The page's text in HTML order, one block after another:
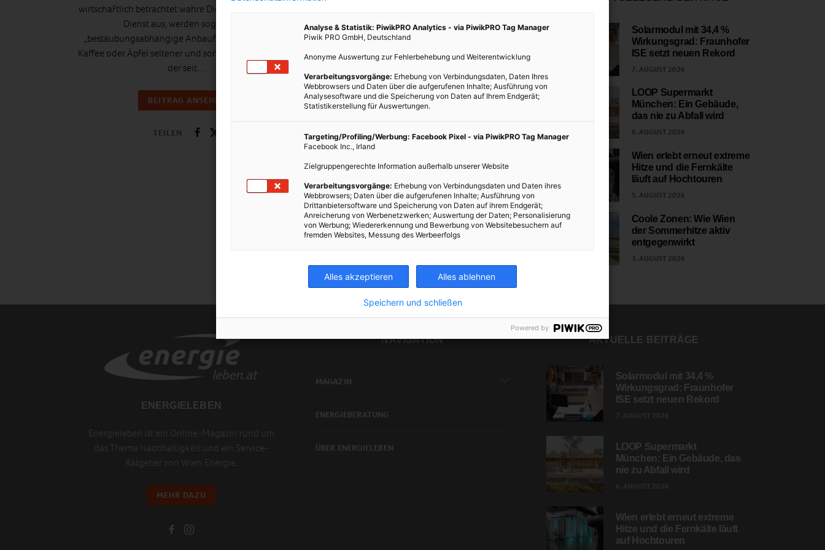
wirtschaftlich betrachtet wahre Dienstleister. Bleibt ihr
Dienst aus, werden sogenannte
„bestäubungsabhängige Anbaufrüchte“ wie Kakao,
Kaffee oder Äpfel seltener und somit teurer. Ein Trend,
der seit…
BEITRAG ANSEHEN
TEILEN
Solarmodul mit 34,4 %
Wirkungsgrad: Fraunhofer
ISE setzt neuen Rekord
7. AUGUST 2026
LOOP Supermarkt
München: Ein Gebäude,
das nie zu Abfall wird
6. AUGUST 2026
Wien erlebt erneut extreme
Hitze und die Fernkälte
läuft auf Hochtouren
5. AUGUST 2026
Coole Zonen: Wie Wien
der Sommerhitze aktiv
entgegenwirkt
3. AUGUST 2026
ENERGIELEBEN
Energieleben ist ein Online-Magazin rund um
das Thema Nachhaltigkeit und ein Service-
Ratgeber von Wien Energie.
MEHR DAZU
NAVIGATION
MAGAZIN
ENERGIEBERATUNG
ÜBER ENERGIELEBEN
AKTUELLE BEITRÄGE
Solarmodul mit 34,4 %
Wirkungsgrad: Fraunhofer
ISE setzt neuen Rekord
LOOP Supermarkt
München: Ein Gebäude, das
nie zu Abfall wird
Wien erlebt erneut extreme
Hitze und die Fernkälte läuft
auf Hochtouren
Analyse & Statistik: PiwikPRO Analytics - via PiwikPRO Tag Manager
Piwik PRO GmbH, Deutschland
Anonyme Auswertung zur Fehlerbehebung und Weiterentwicklung
Verarbeitungsvorgänge: Erhebung von Verbindungsdaten, Daten Ihres
Webbrowsers und Daten über die aufgerufenen Inhalte; Ausführung von
Analysesoftware und die Speicherung von Daten auf Ihrem Endgerät;
Statistikerstellung für Auswertungen.
Targeting/Profiling/Werbung: Facebook Pixel - via PiwikPRO Tag Manager
Facebook Inc., Irland
Zielgruppengerechte Information außerhalb unserer Website
Verarbeitungsvorgänge: Erhebung von Verbindungsdaten und Daten ihres
Webbrowsers; Daten über die aufgerufenen Inhalte; Ausführung von
Drittanbietersoftware und Speicherung von Daten auf ihrem Endgerät;
Anreicherung von Werbenetzwerken; Auswertung der Daten; Personalisierung
von Werbung; Wiedererkennung und Bewerbung von Websitebesuchern auf
fremden Websites, Messung des Werbeerfolgs
Alles akzeptieren Alles ablehnen
Speichern und schließen
Powered by